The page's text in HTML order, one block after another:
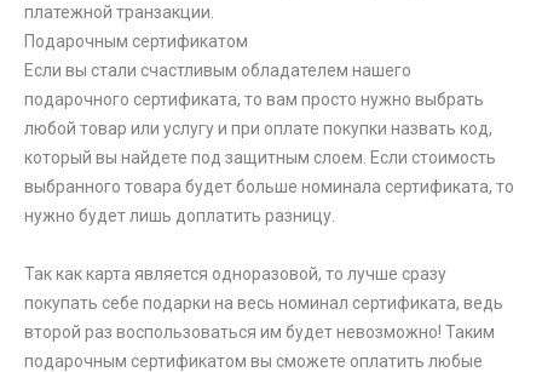
платежной транзакции.
Подарочным сертификатом
Если вы стали счастливым обладателем нашего
подарочного сертификата, то вам просто нужно выбрать
любой товар или услугу и при оплате покупки назвать код,
который вы найдете под защитным слоем. Если стоимость
выбранного товара будет больше номинала сертификата, то
нужно будет лишь доплатить разницу.
Так как карта является одноразовой, то лучше сразу
покупать себе подарки на весь номинал сертификата, ведь
второй раз воспользоваться им будет невозможно! Таким
подарочным сертификатом вы сможете оплатить любые